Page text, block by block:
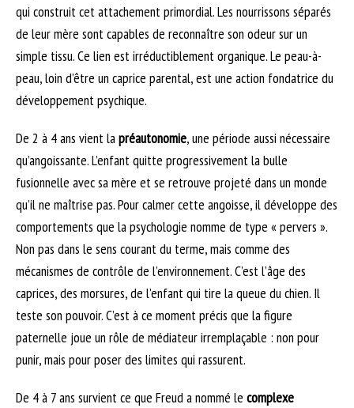
qui construit cet attachement primordial. Les nourrissons séparés
de leur mère sont capables de reconnaître son odeur sur un
simple tissu. Ce lien est irréductiblement organique. Le peau-à-
peau, loin d’être un caprice parental, est une action fondatrice du
développement psychique.
De 2 à 4 ans vient lapréautonomie, une période aussi nécessaire
qu’angoissante. L’enfant quitte progressivement la bulle
fusionnelle avec sa mère et se retrouve projeté dans un monde
qu’il ne maîtrise pas. Pour calmer cette angoisse, il développe des
comportements que la psychologie nomme de type « pervers ».
Non pas dans le sens courant du terme, mais comme des
mécanismes de contrôle de l’environnement. C’est l’âge des
caprices, des morsures, de l’enfant qui tire la queue du chien. Il
teste son pouvoir. C’est à ce moment précis que la figure
paternelle joue un rôle de médiateur irremplaçable : non pour
punir, mais pour poser des limites qui rassurent.
De 4 à 7 ans survient ce que Freud a nommé le complexe